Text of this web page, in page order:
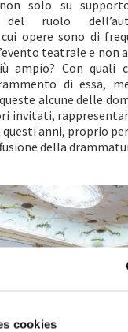
cookies
solo su
del ruolo
opere sono di
teatrale e non
ampio? Con quali
di essa,
alcune delle
invitati,
questi anni, proprio
della